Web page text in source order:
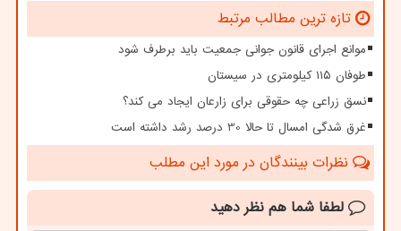
تازه ترین مطالب مرتبط
موانع اجرای قانون جوانی جمعیت باید برطرف شود
طوفان ۱۱۵ کیلومتری در سیستان
نسق زراعی چه حقوقی برای زارعان ایجاد می کند؟
غرق شدگی امسال تا حالا 30 درصد رشد داشته است
نظرات بینندگان در مورد این مطلب
لطفا شما هم نظر دهید